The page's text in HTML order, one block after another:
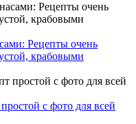
Рецепты очень
крабовыми
с фото для всей